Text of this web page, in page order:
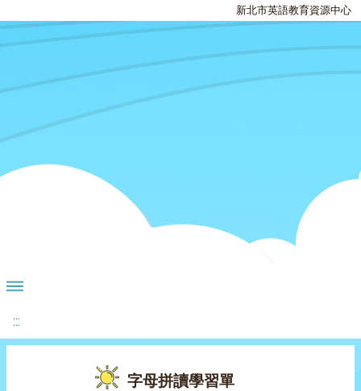
新北市英語教育資源中心
:::
字母拼讀學習單